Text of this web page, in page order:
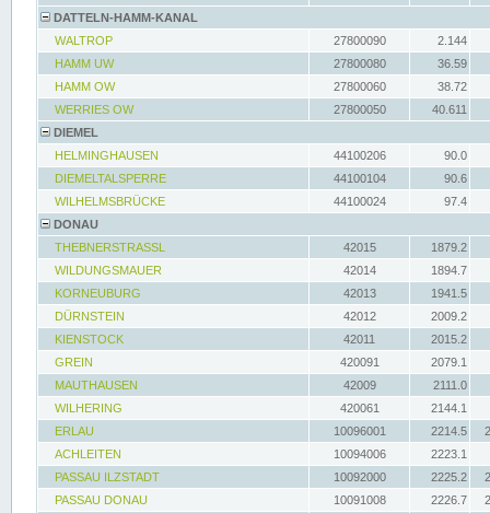
DATTELN-HAMM-KANAL
WALTROP
27800090
2.144
HAMM UW
27800080
36.59
HAMM OW
27800060
38.72
WERRIES OW
27800050
40.611
DIEMEL
HELMINGHAUSEN
44100206
90.0
DIEMELTALSPERRE
44100104
90.6
WILHELMSBRÜCKE
44100024
97.4
DONAU
THEBNERSTRASSL
42015
1879.2
WILDUNGSMAUER
42014
1894.7
KORNEUBURG
42013
1941.5
DÜRNSTEIN
42012
2009.2
KIENSTOCK
42011
2015.2
GREIN
420091
2079.1
MAUTHAUSEN
42009
2111.0
WILHERING
420061
2144.1
ERLAU
10096001 2214.5
ACHLEITEN
10094006
2223.1
PASSAU ILZSTADT
10092000 2225.2
PASSAU DONAU
10091008 2226.7